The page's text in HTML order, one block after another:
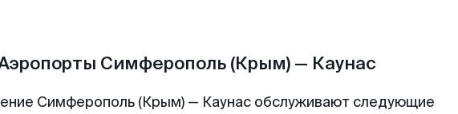
Симферополь (Крым) — Каунас
Симферополь (Крым) — Каунас обслуживают следующие